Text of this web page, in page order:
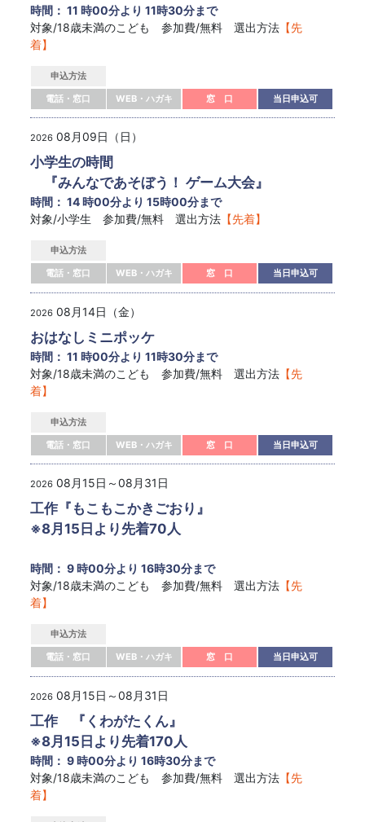
時間： 11 時00分より 11時30分まで
対象/18歳未満のこども 参加費/無料 選出方法 【先
着】
申込方法
電話・窓口
WEB・ハガキ 窓 口 当日申込可
2026 08月09日（日）
小学生の時間
『みんなであそぼう！ ゲーム大会』
時間： 14 時00分より 15時00分まで
対象/小学生 参加費/無料 選出方法 【先着】
申込方法
電話・窓口
WEB・ハガキ 窓 口 当日申込可
2026 08月14日（金）
おはなしミニポッケ
時間： 11 時00分より 11時30分まで
対象/18歳未満のこども 参加費/無料 選出方法 【先
着】
申込方法
電話・窓口
WEB・ハガキ 窓 口 当日申込可
2026 08月15日～08月31日
工作『もこもこかきごおり』
※8月15日より先着70人
時間： 9 時00分より 16時30分まで
対象/18歳未満のこども 参加費/無料 選出方法 【先
着】
申込方法
電話・窓口
WEB・ハガキ 窓 口 当日申込可
2026 08月15日～08月31日
工作 『くわがたくん』
※8月15日より先着170人
時間： 9 時00分より 16時30分まで
対象/18歳未満のこども 参加費/無料 選出方法 【先
着】